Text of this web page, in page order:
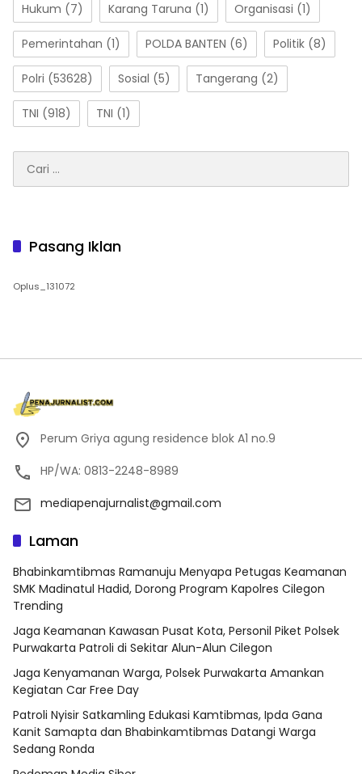
Hukum (7) Karang Taruna (1) Organisasi (1)
Pemerintahan (1) POLDA BANTEN (6) Politik (8)
Polri (53628) Sosial (5) Tangerang (2)
TNI (918) TNI (1)
untuk:
Pasang Iklan
Oplus_131072
Perum Griya agung residence blok A1 no.9
HP/WA: 0813-2248-8989
mediapenajurnalist@gmail.com
Laman
Bhabinkamtibmas Ramanuju Menyapa Petugas Keamanan
SMK Madinatul Hadid, Dorong Program Kapolres Cilegon
Trending
Jaga Keamanan Kawasan Pusat Kota, Personil Piket Polsek
Purwakarta Patroli di Sekitar Alun-Alun Cilegon
Jaga Kenyamanan Warga, Polsek Purwakarta Amankan
Kegiatan Car Free Day
Patroli Nyisir Satkamling Edukasi Kamtibmas, Ipda Gana
Kanit Samapta dan Bhabinkamtibmas Datangi Warga
Sedang Ronda